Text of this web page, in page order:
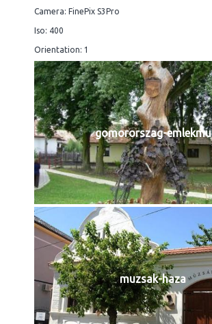
Camera: FinePix S3Pro
Iso: 400
Orientation: 1
gomororszag-emlekmu
muzsak-haza